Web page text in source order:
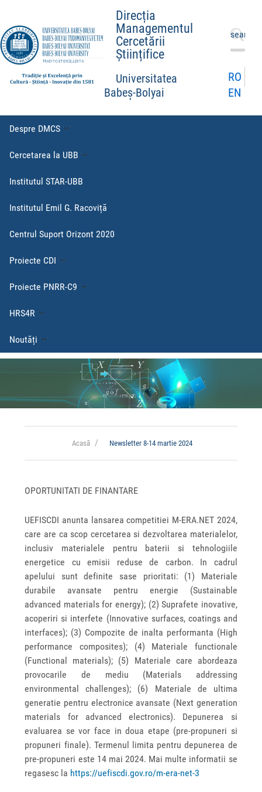
Direcția
Managementul
Cercetării
Științifice
Universitatea
Babeș-Bolyai
Caută
după:
RO
EN
Despre DMCS
Cercetarea la UBB
Institutul STAR-UBB
Institutul Emil G. Racoviță
Centrul Suport Orizont 2020
Proiecte CDI
Proiecte PNRR-C9
HRS4R
Noutăți
Acasă Newsletter 8-14 martie 2024
OPORTUNITATI DE FINANTARE
UEFISCDI anunta lansarea competitiei M-ERA.NET 2024,
care are ca scop cercetarea si dezvoltarea materialelor,
inclusiv materialele pentru baterii si tehnologiile
energetice cu emisii reduse de carbon. In cadrul
apelului sunt definite sase prioritati: (1) Materiale
durabile avansate pentru energie (Sustainable
advanced materials for energy); (2) Suprafete inovative,
acoperiri si interfete (Innovative surfaces, coatings and
interfaces); (3) Compozite de inalta performanta (High
performance composites); (4) Materiale functionale
(Functional materials); (5) Materiale care abordeaza
provocarile de mediu (Materials addressing
environmental challenges); (6) Materiale de ultima
generatie pentru electronice avansate (Next generation
materials for advanced electronics). Depunerea si
evaluarea se vor face in doua etape (pre-propuneri si
propuneri finale). Termenul limita pentru depunerea de
pre-propuneri este 14 mai 2024. Mai multe informatii se
regasesc la https://uefiscdi.gov.ro/m-era-net-3